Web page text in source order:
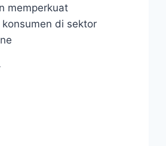
memperkuat
di sektor